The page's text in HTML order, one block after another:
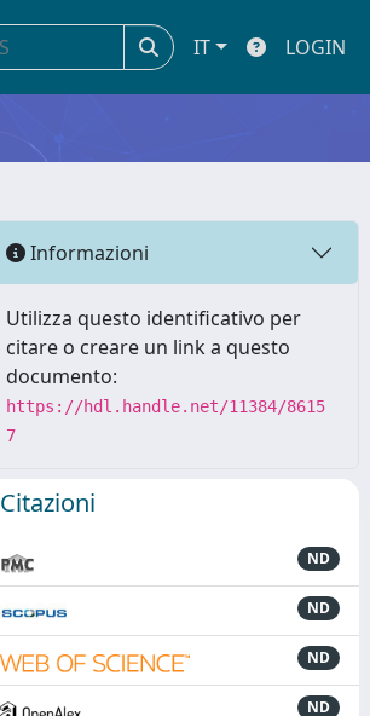
IT LOGIN
Informazioni
Utilizza questo identificativo per
citare o creare un link a questo
documento:
https://hdl.handle.net/11384/8615
7
Citazioni
ND
ND
ND
ND